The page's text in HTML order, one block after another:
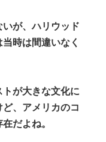
が、ハリウッド
時は間違いなく
トが大きな文化に
、アメリカのコ
だよね。